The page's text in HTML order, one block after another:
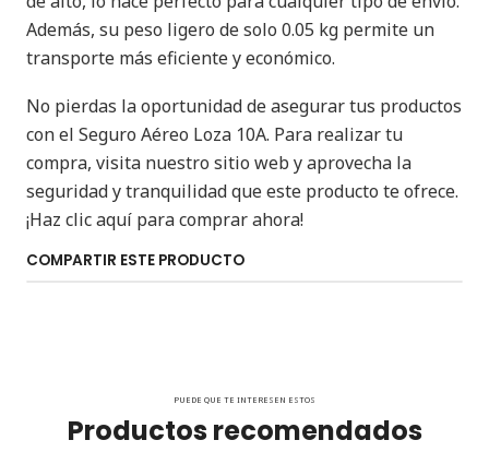
Además, su peso ligero de solo 0.05 kg permite un
transporte más eficiente y económico.
No pierdas la oportunidad de asegurar tus productos
con el Seguro Aéreo Loza 10A. Para realizar tu
compra, visita nuestro sitio web y aprovecha la
seguridad y tranquilidad que este producto te ofrece.
¡Haz clic aquí para comprar ahora!
COMPARTIR ESTE PRODUCTO
PUEDE QUE TE INTERESEN ESTOS
Productos recomendados